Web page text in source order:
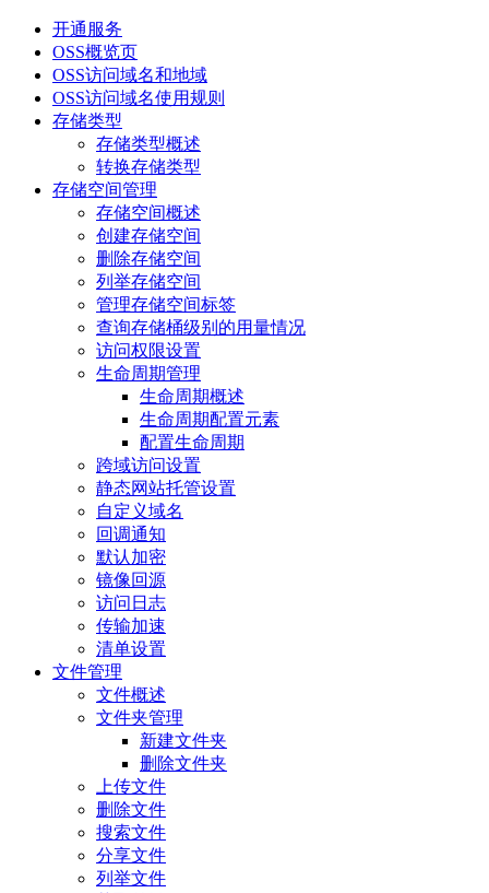
开通服务
OSS概览页
OSS访问域名和地域
OSS访问域名使用规则
存储类型
存储类型概述
转换存储类型
存储空间管理
存储空间概述
创建存储空间
删除存储空间
列举存储空间
管理存储空间标签
查询存储桶级别的用量情况
访问权限设置
生命周期管理
生命周期概述
生命周期配置元素
配置生命周期
跨域访问设置
静态网站托管设置
自定义域名
回调通知
默认加密
镜像回源
访问日志
传输加速
清单设置
文件管理
文件概述
文件夹管理
新建文件夹
删除文件夹
上传文件
删除文件
搜索文件
分享文件
列举文件